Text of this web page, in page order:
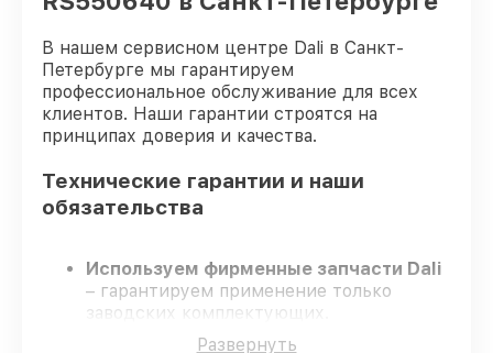
В нашем сервисном центре Dali в Санкт-
Петербурге мы гарантируем
профессиональное обслуживание для всех
клиентов. Наши гарантии строятся на
принципах доверия и качества.
Технические гарантии и наши
обязательства
Используем фирменные запчасти Dali
– гарантируем применение только
заводских комплектующих.
Квалифицированные специалисты
Развернуть